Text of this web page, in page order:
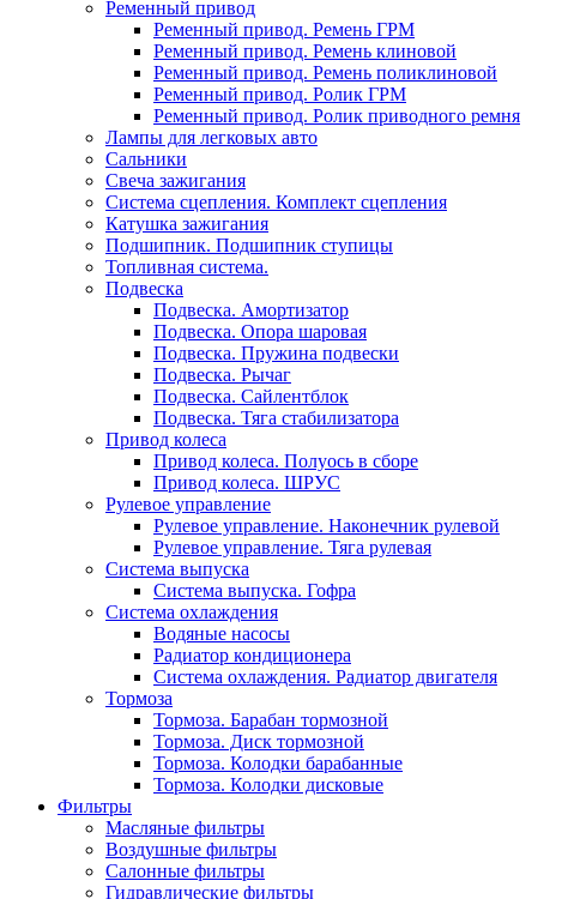
Ременный привод
Ременный привод. Ремень ГРМ
Ременный привод. Ремень клиновой
Ременный привод. Ремень поликлиновой
Ременный привод. Ролик ГРМ
Ременный привод. Ролик приводного ремня
Лампы для легковых авто
Сальники
Свеча зажигания
Система сцепления. Комплект сцепления
Катушка зажигания
Подшипник. Подшипник ступицы
Топливная система.
Подвеска
Подвеска. Амортизатор
Подвеска. Опора шаровая
Подвеска. Пружина подвески
Подвеска. Рычаг
Подвеска. Сайлентблок
Подвеска. Тяга стабилизатора
Привод колеса
Привод колеса. Полуось в сборе
Привод колеса. ШРУС
Рулевое управление
Рулевое управление. Наконечник рулевой
Рулевое управление. Тяга рулевая
Система выпуска
Система выпуска. Гофра
Система охлаждения
Водяные насосы
Радиатор кондиционера
Система охлаждения. Радиатор двигателя
Тормоза
Тормоза. Барабан тормозной
Тормоза. Диск тормозной
Тормоза. Колодки барабанные
Тормоза. Колодки дисковые
Фильтры
Масляные фильтры
Воздушные фильтры
Салонные фильтры
Гидравлические фильтры